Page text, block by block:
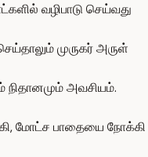
வழிபாடு செய்வது
முருகர் அருள்
நிதானமும் அவசியம்.
மோட்ச பாதையை நோக்கி